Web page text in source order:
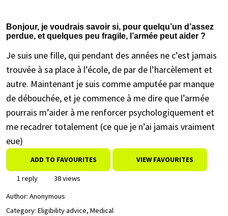
Bonjour, je voudrais savoir si, pour quelqu’un d’assez
perdue, et quelques peu fragile, l’armée peut aider ?
Je suis une fille, qui pendant des années ne c’est jamais
trouvée à sa place à l’école, de par de l’harcèlement et
autre. Maintenant je suis comme amputée par manque
de débouchée, et je commence à me dire que l’armée
pourrais m’aider à me renforcer psychologiquement et
me recadrer totalement (ce que je n’ai jamais vraiment
eue)
ADD TO FAVOURITES VIEW FAVOURITES
1 reply
38 views
Author: Anonymous
Category: Eligibility advice, Medical